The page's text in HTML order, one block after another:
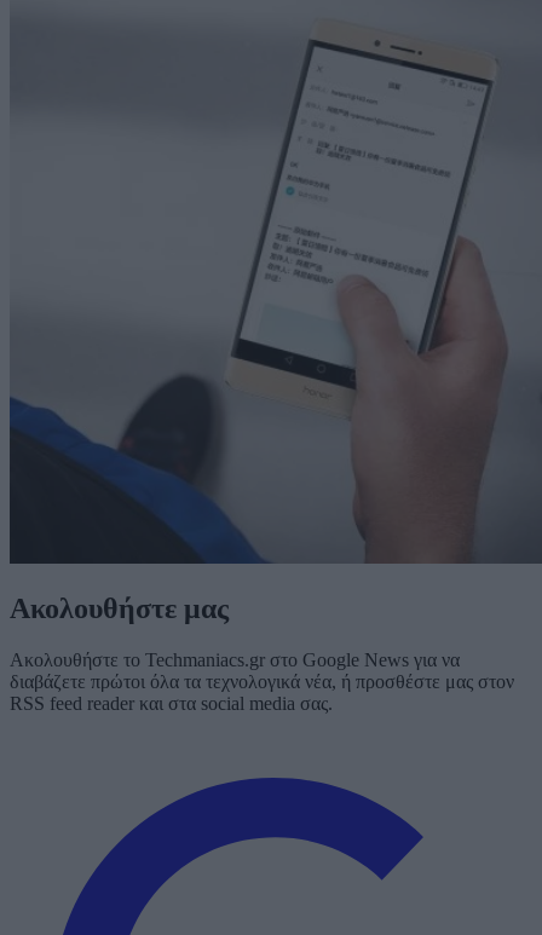
Ακολουθήστε μας
Ακολουθήστε το Techmaniacs.gr στο Google News για να
διαβάζετε πρώτοι όλα τα τεχνολογικά νέα, ή προσθέστε μας στον
RSS feed reader και στα social media σας.